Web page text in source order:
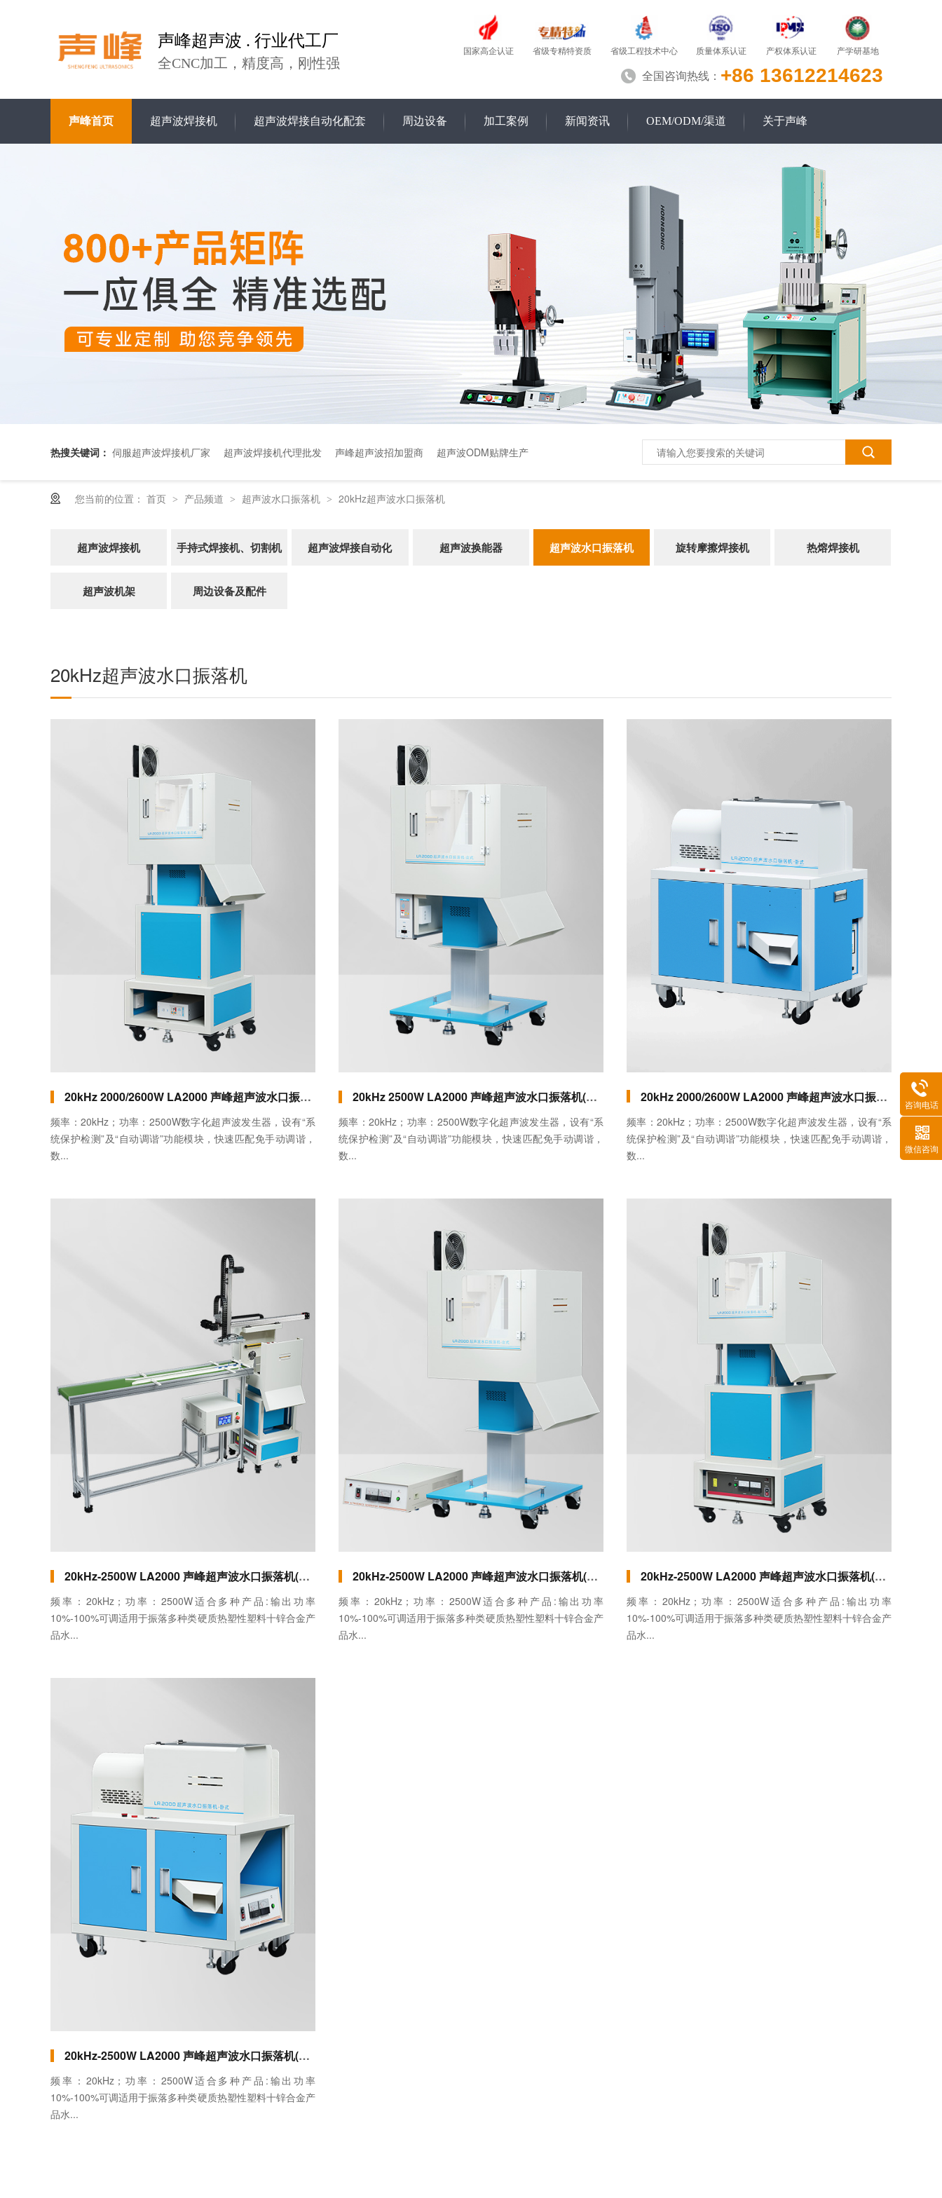
声峰超声波 . 行业代工厂
全CNC加工，精度高，刚性强
国家高企认证 省级专精特资质 省级工程技术中心 质量体系认证 产权体系认证 产学研基地
全国咨询热线： +86 13612214623
声峰首页 超声波焊接机 超声波焊接自动化配套 周边设备 加工案例 新闻资讯 OEM/ODM/渠道 关于声峰
热搜关键词： 伺服超声波焊接机厂家 超声波焊接机代理批发 声峰超声波招加盟商 超声波ODM贴牌生产
超声波OEM代加工
您当前的位置： 首页 > 产品频道 > 超声波水口振落机 > 20kHz超声波水口振落机
超声波焊接机 手持式焊接机、切割机 超声波焊接自动化 超声波换能器 超声波水口振落机 旋转摩擦焊接机 热熔焊接机
超声波机架 周边设备及配件
20kHz超声波水口振落机
20kHz 2000/2600W LA2000 声峰超声波水口振落机(龙门式)
频率：20kHz；功率：2500W数字化超声波发生器，设有“系
统保护检测”及“自动调谐”功能模块，快速匹配免手动调谐，
数...
20kHz 2500W LA2000 声峰超声波水口振落机(立式)数字化
频率：20kHz；功率：2500W数字化超声波发生器，设有“系
统保护检测”及“自动调谐”功能模块，快速匹配免手动调谐，
数...
20kHz 2000/2600W LA2000 声峰超声波水口振落机(卧式)
频率：20kHz；功率：2500W数字化超声波发生器，设有“系
统保护检测”及“自动调谐”功能模块，快速匹配免手动调谐，
数...
20kHz-2500W LA2000 声峰超声波水口振落机(龙门式) 带自动工装_副本
频率：20kHz；功率：2500W适合多种产品:输出功率
10%-100%可调适用于振落多种类硬质热塑性塑料十锌合金产
品水...
20kHz-2500W LA2000 声峰超声波水口振落机(立式) 模拟款
频率：20kHz；功率：2500W适合多种产品:输出功率
10%-100%可调适用于振落多种类硬质热塑性塑料十锌合金产
品水...
20kHz-2500W LA2000 声峰超声波水口振落机(龙门式) 模拟款
频率：20kHz；功率：2500W适合多种产品:输出功率
10%-100%可调适用于振落多种类硬质热塑性塑料十锌合金产
品水...
20kHz-2500W LA2000 声峰超声波水口振落机(卧式) 模拟款
频率：20kHz；功率：2500W适合多种产品:输出功率
10%-100%可调适用于振落多种类硬质热塑性塑料十锌合金产
品水...
咨询电话
微信咨询